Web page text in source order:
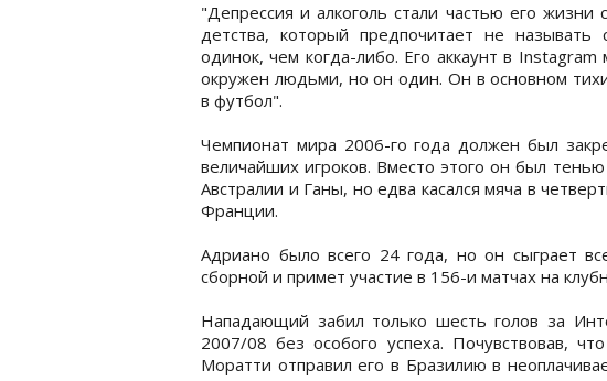
"Депрессия и алкоголь стали частью его
детства, который предпочитает не
одинок, чем когда-либо. Его аккаунт в
окружен людьми, но он один. Он в основном
в футбол".
Чемпионат мира 2006-го года должен был
величайших игроков. Вместо этого он был
Австралии и Ганы, но едва касался мяча в
Франции.
Адриано было всего 24 года, но он сыграет
сборной и примет участие в 156-и матчах на
Нападающий забил только шесть голов за
2007/08 без особого успеха. Почувствовав,
Моратти отправил его в Бразилию в